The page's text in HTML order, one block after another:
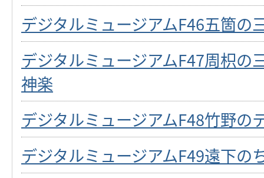
デジタルミュージアムF46五箇の
デジタルミュージアムF47周枳の
神楽
デジタルミュージアムF48竹野の
デジタルミュージアムF49遠下の